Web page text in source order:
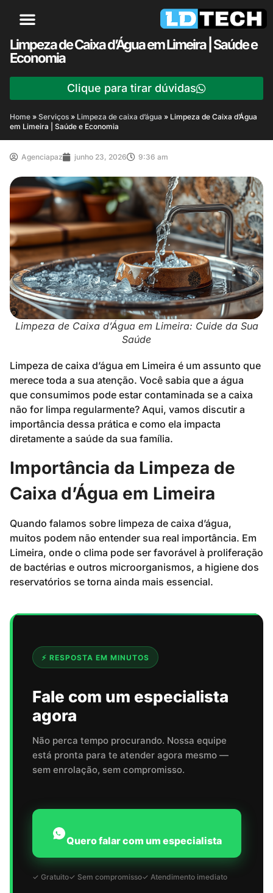
Limpeza de Caixa d’Água em Limeira | Saúde e
Economia
Clique para tirar dúvidas
Home » Serviços » Limpeza de caixa d’água » Limpeza de Caixa d’Água
em Limeira | Saúde e Economia
Agenciapaz junho 23, 2026 9:36 am
Limpeza de Caixa d’Água em Limeira: Cuide da Sua
Saúde
Limpeza de caixa d’água em Limeira é um assunto que
merece toda a sua atenção. Você sabia que a água
que consumimos pode estar contaminada se a caixa
não for limpa regularmente? Aqui, vamos discutir a
importância dessa prática e como ela impacta
diretamente a saúde da sua família.
Importância da Limpeza de
Caixa d’Água em Limeira
Quando falamos sobre limpeza de caixa d’água,
muitos podem não entender sua real importância. Em
Limeira, onde o clima pode ser favorável à proliferação
de bactérias e outros microorganismos, a higiene dos
reservatórios se torna ainda mais essencial.
⚡ RESPOSTA EM MINUTOS
Fale com um especialista
agora
Não perca tempo procurando. Nossa equipe
está pronta para te atender agora mesmo —
sem enrolação, sem compromisso.
Quero falar com um especialista
✓ Gratuito✓ Sem compromisso✓ Atendimento imediato